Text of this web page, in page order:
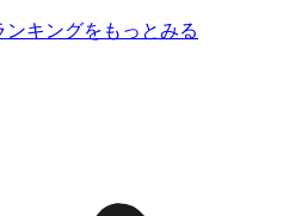
ンキングをもっとみる